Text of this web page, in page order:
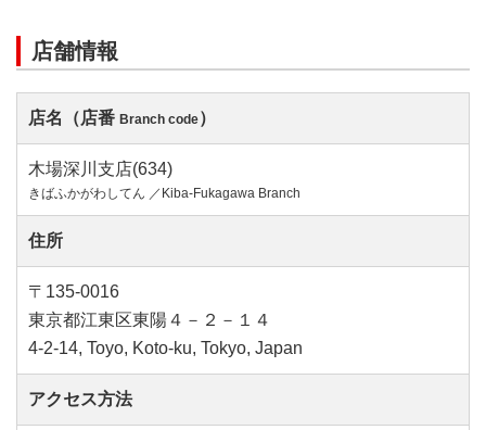
店舗情報
店名（店番 Branch code）
木場深川支店(634)
きばふかがわしてん ／Kiba-Fukagawa Branch
住所
〒135-0016
東京都江東区東陽４－２－１４
4-2-14, Toyo, Koto-ku, Tokyo, Japan
アクセス方法